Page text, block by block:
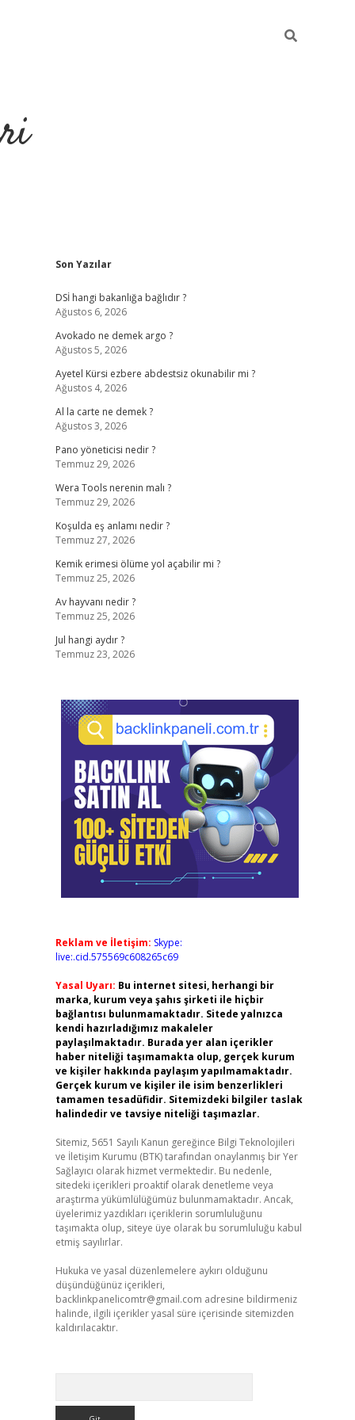
Sidebar
Son Yazılar
DSİ hangi bakanlığa bağlıdır ?
Ağustos 6, 2026
Avokado ne demek argo ?
Ağustos 5, 2026
Ayetel Kürsi ezbere abdestsiz okunabilir mi ?
Ağustos 4, 2026
Al la carte ne demek ?
Ağustos 3, 2026
Pano yöneticisi nedir ?
Temmuz 29, 2026
Wera Tools nerenin malı ?
Temmuz 29, 2026
Koşulda eş anlamı nedir ?
Temmuz 27, 2026
Kemik erimesi ölüme yol açabilir mi ?
Temmuz 25, 2026
Av hayvanı nedir ?
Temmuz 25, 2026
Jul hangi aydır ?
Temmuz 23, 2026
Reklam ve İletişim: Skype:
live:.cid.575569c608265c69
Yasal Uyarı: Bu internet sitesi, herhangi bir
marka, kurum veya şahıs şirketi ile hiçbir
bağlantısı bulunmamaktadır. Sitede yalnızca
kendi hazırladığımız makaleler
paylaşılmaktadır. Burada yer alan içerikler
haber niteliği taşımamakta olup, gerçek kurum
ve kişiler hakkında paylaşım yapılmamaktadır.
Gerçek kurum ve kişiler ile isim benzerlikleri
tamamen tesadüfidir. Sitemizdeki bilgiler taslak
halindedir ve tavsiye niteliği taşımazlar.
Sitemiz, 5651 Sayılı Kanun gereğince Bilgi Teknolojileri
ve İletişim Kurumu (BTK) tarafından onaylanmış bir Yer
Sağlayıcı olarak hizmet vermektedir. Bu nedenle,
sitedeki içerikleri proaktif olarak denetleme veya
araştırma yükümlülüğümüz bulunmamaktadır. Ancak,
üyelerimiz yazdıkları içeriklerin sorumluluğunu
taşımakta olup, siteye üye olarak bu sorumluluğu kabul
etmiş sayılırlar.
Hukuka ve yasal düzenlemelere aykırı olduğunu
düşündüğünüz içerikleri,
backlinkpanelicomtr@gmail.com adresine bildirmeniz
halinde, ilgili içerikler yasal süre içerisinde sitemizden
kaldırılacaktır.
https://hiltonbet-giris.com/